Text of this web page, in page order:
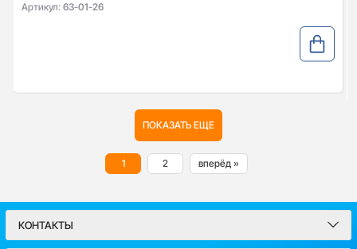
Артикул: 63-01-26
ПОКАЗАТЬ ЕЩЕ
1 2 вперёд »
КОНТАКТЫ